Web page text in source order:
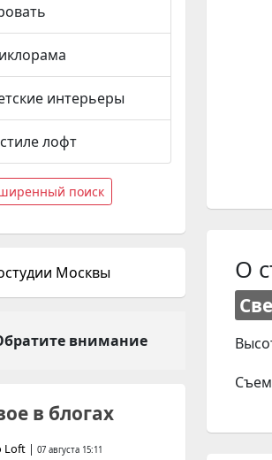
О
интерьеры
лофт
поиск
Москвы
внимание
в блогах
Loft | 07 августа 15:11